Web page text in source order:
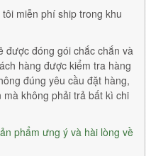
miễn phí ship trong khu
được đóng gói chắc chắn và
hàng được kiểm tra hàng
đúng yêu cầu đặt hàng,
không phải trả bất kì chi
phẩm ưng ý và hài lòng về